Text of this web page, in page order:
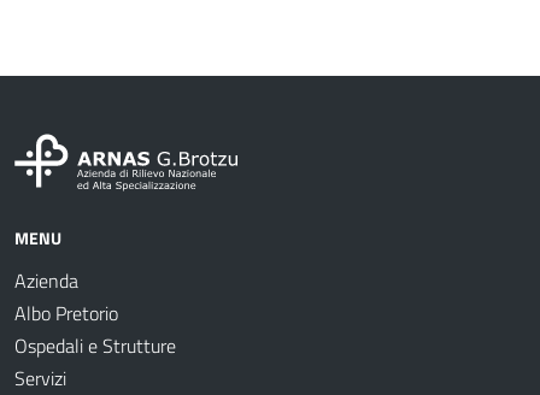
MENU
Azienda
Albo Pretorio
Ospedali e Strutture
Servizi